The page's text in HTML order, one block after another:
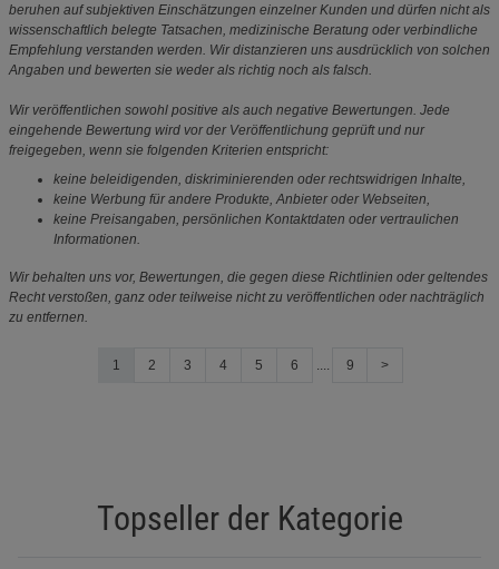
beruhen auf subjektiven Einschätzungen einzelner Kunden und dürfen nicht als
wissenschaftlich belegte Tatsachen, medizinische Beratung oder verbindliche
Empfehlung verstanden werden. Wir distanzieren uns ausdrücklich von solchen
Angaben und bewerten sie weder als richtig noch als falsch.
Wir veröffentlichen sowohl positive als auch negative Bewertungen. Jede
eingehende Bewertung wird vor der Veröffentlichung geprüft und nur
freigegeben, wenn sie folgenden Kriterien entspricht:
keine beleidigenden, diskriminierenden oder rechtswidrigen Inhalte,
keine Werbung für andere Produkte, Anbieter oder Webseiten,
keine Preisangaben, persönlichen Kontaktdaten oder vertraulichen
Informationen.
Wir behalten uns vor, Bewertungen, die gegen diese Richtlinien oder geltendes
Recht verstoßen, ganz oder teilweise nicht zu veröffentlichen oder nachträglich
zu entfernen.
1 2 3 4 5 6 9 >
Topseller der Kategorie